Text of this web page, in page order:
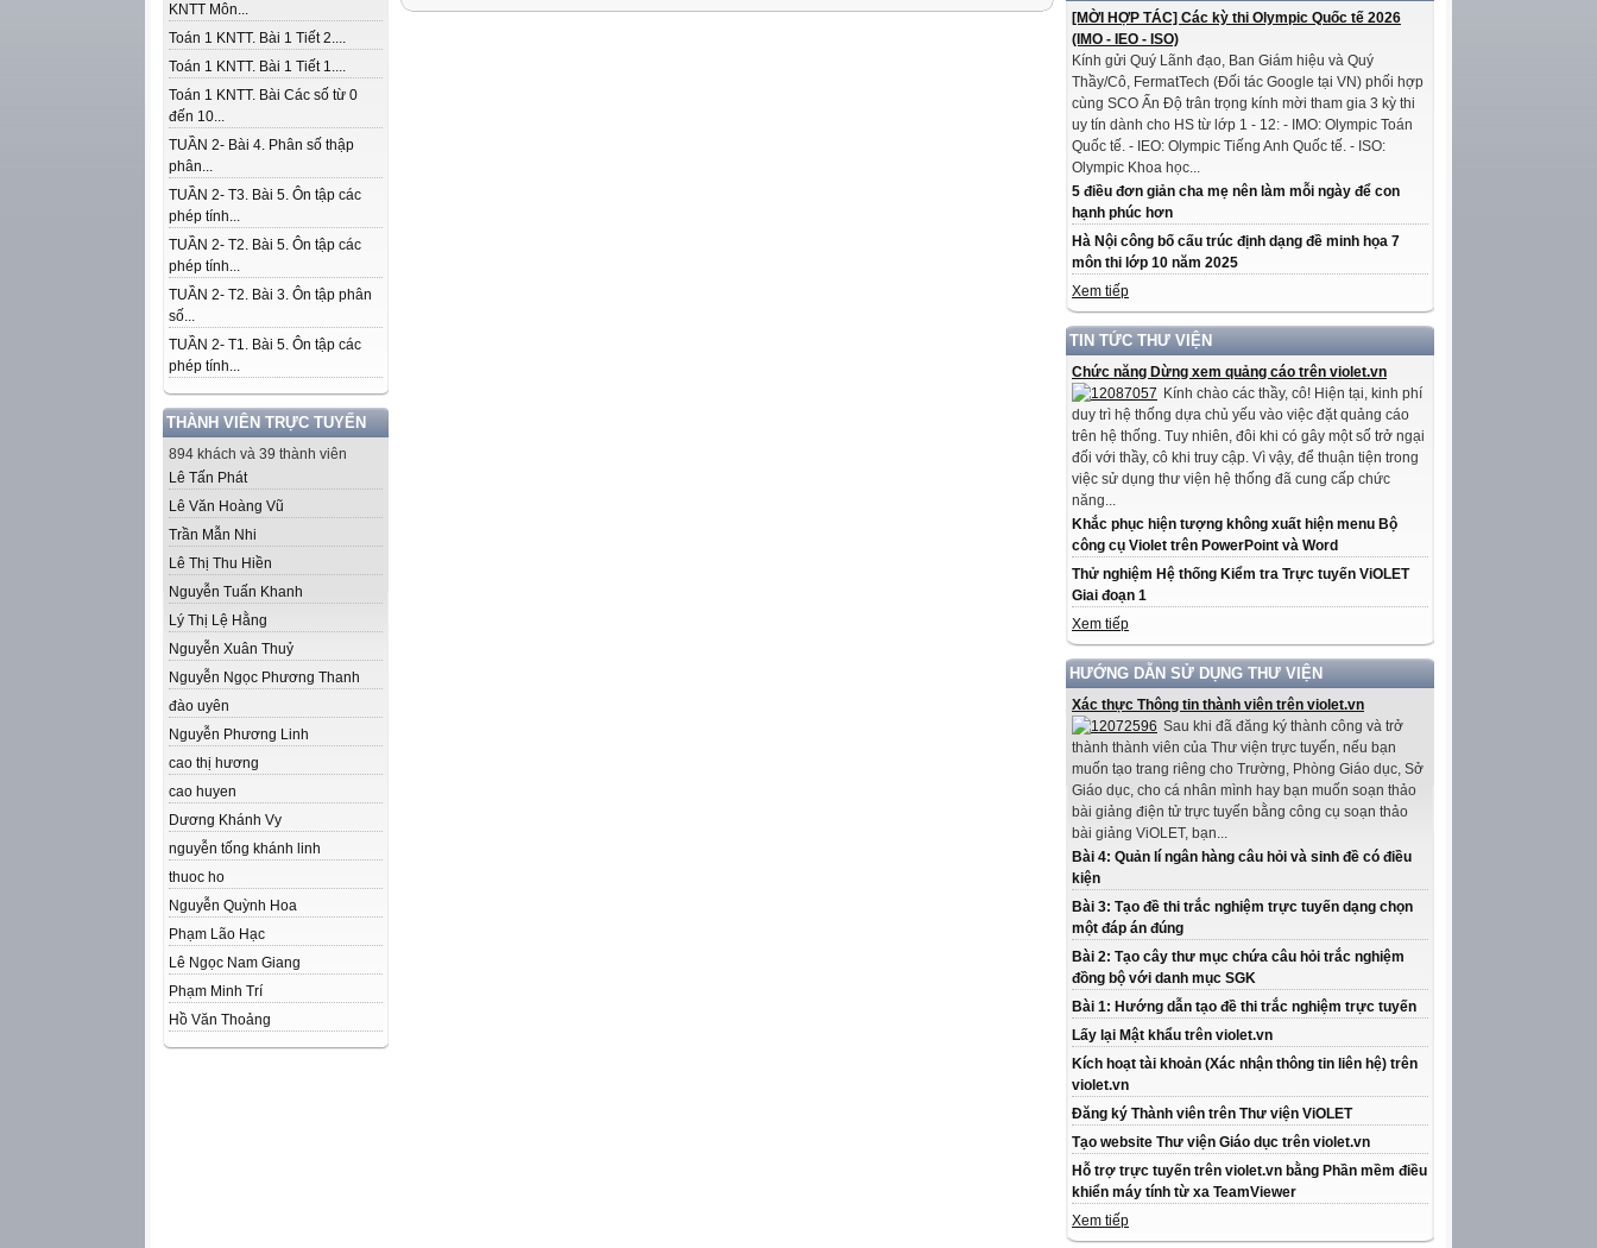
KNTT Môn...
Toán 1 KNTT. Bài 1 Tiết 2....
Toán 1 KNTT. Bài 1 Tiết 1....
Toán 1 KNTT. Bài Các số từ 0
đến 10...
TUẦN 2- Bài 4. Phân số thập
phân...
TUẦN 2- T3. Bài 5. Ôn tập các
phép tính...
TUẦN 2- T2. Bài 5. Ôn tập các
phép tính...
TUẦN 2- T2. Bài 3. Ôn tập phân
số...
TUẦN 2- T1. Bài 5. Ôn tập các
phép tính...
THÀNH VIÊN TRỰC TUYẾN
894 khách và 39 thành viên
Lê Tấn Phát
Lê Văn Hoàng Vũ
Trần Mẫn Nhi
Lê Thị Thu Hiền
Nguyễn Tuấn Khanh
Lý Thị Lệ Hằng
Nguyễn Xuân Thuỷ
Nguyễn Ngọc Phương Thanh
đào uyên
Nguyễn Phương Linh
cao thị hương
cao huyen
Dương Khánh Vy
nguyễn tống khánh linh
thuoc ho
Nguyễn Quỳnh Hoa
Phạm Lão Hạc
Lê Ngọc Nam Giang
Phạm Minh Trí
Hồ Văn Thoảng
[MỜI HỢP TÁC] Các kỳ thi Olympic Quốc tế 2026
(IMO - IEO - ISO)
Kính gửi Quý Lãnh đạo, Ban Giám hiệu và Quý
Thầy/Cô, FermatTech (Đối tác Google tại VN) phối hợp
cùng SCO Ấn Độ trân trọng kính mời tham gia 3 kỳ thi
uy tín dành cho HS từ lớp 1 - 12: - IMO: Olympic Toán
Quốc tế. - IEO: Olympic Tiếng Anh Quốc tế. - ISO:
Olympic Khoa học...
5 điều đơn giản cha mẹ nên làm mỗi ngày để con
hạnh phúc hơn
Hà Nội công bố cấu trúc định dạng đề minh họa 7
môn thi lớp 10 năm 2025
Xem tiếp
TIN TỨC THƯ VIỆN
Chức năng Dừng xem quảng cáo trên violet.vn
Kính chào các thầy, cô! Hiện tại, kinh phí
duy trì hệ thống dựa chủ yếu vào việc đặt quảng cáo
trên hệ thống. Tuy nhiên, đôi khi có gây một số trở ngại
đối với thầy, cô khi truy cập. Vì vậy, để thuận tiện trong
việc sử dụng thư viện hệ thống đã cung cấp chức
năng...
Khắc phục hiện tượng không xuất hiện menu Bộ
công cụ Violet trên PowerPoint và Word
Thử nghiệm Hệ thống Kiểm tra Trực tuyến ViOLET
Giai đoạn 1
Xem tiếp
HƯỚNG DẪN SỬ DỤNG THƯ VIỆN
Xác thực Thông tin thành viên trên violet.vn
Sau khi đã đăng ký thành công và trở
thành thành viên của Thư viện trực tuyến, nếu bạn
muốn tạo trang riêng cho Trường, Phòng Giáo dục, Sở
Giáo dục, cho cá nhân mình hay bạn muốn soạn thảo
bài giảng điện tử trực tuyến bằng công cụ soạn thảo
bài giảng ViOLET, bạn...
Bài 4: Quản lí ngân hàng câu hỏi và sinh đề có điều
kiện
Bài 3: Tạo đề thi trắc nghiệm trực tuyến dạng chọn
một đáp án đúng
Bài 2: Tạo cây thư mục chứa câu hỏi trắc nghiệm
đồng bộ với danh mục SGK
Bài 1: Hướng dẫn tạo đề thi trắc nghiệm trực tuyến
Lấy lại Mật khẩu trên violet.vn
Kích hoạt tài khoản (Xác nhận thông tin liên hệ) trên
violet.vn
Đăng ký Thành viên trên Thư viện ViOLET
Tạo website Thư viện Giáo dục trên violet.vn
Hỗ trợ trực tuyến trên violet.vn bằng Phần mềm điều
khiển máy tính từ xa TeamViewer
Xem tiếp